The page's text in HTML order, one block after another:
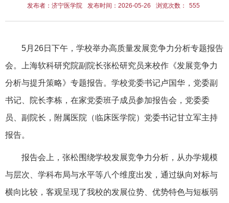
发布者：济宁医学院 发布时间：2026-05-26 浏览次数： 555
5月26日下午，学校举办高质量发展竞争力分析专题报告
会。上海软科研究院副院长张松研究员来校作《发展竞争力
分析与提升策略》专题报告。学校党委书记卢国华，党委副
书记、院长李栋，在家党委班子成员参加报告会，党委委
员、副院长，附属医院（临床医学院）党委书记甘立军主持
报告。
报告会上，张松围绕学校发展竞争力分析，从办学规模
与层次、学科布局与水平等八个维度出发，通过纵向对标与
横向比较，客观呈现了我校的发展位势、优势特色与短板弱